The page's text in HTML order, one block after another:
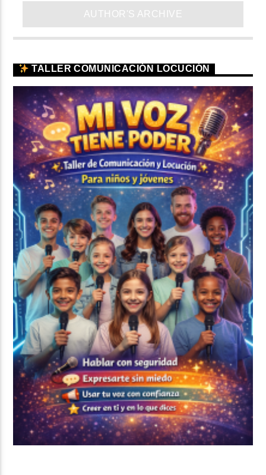
AUTHOR'S ARCHIVE
TALLER COMUNICACIÓN LOCUCIÓN